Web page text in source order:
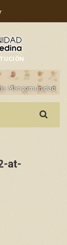
for:
at-